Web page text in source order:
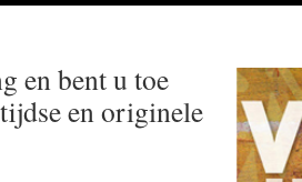
en bent u toe
en originele